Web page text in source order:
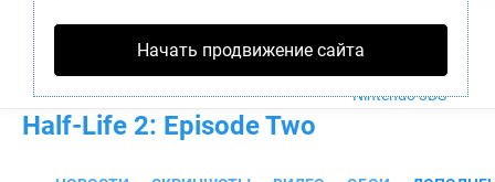
Начать продвижение сайта
Wii U
PS4
Xbox One
Nintendo 3DS
Half-Life 2: Episode Two